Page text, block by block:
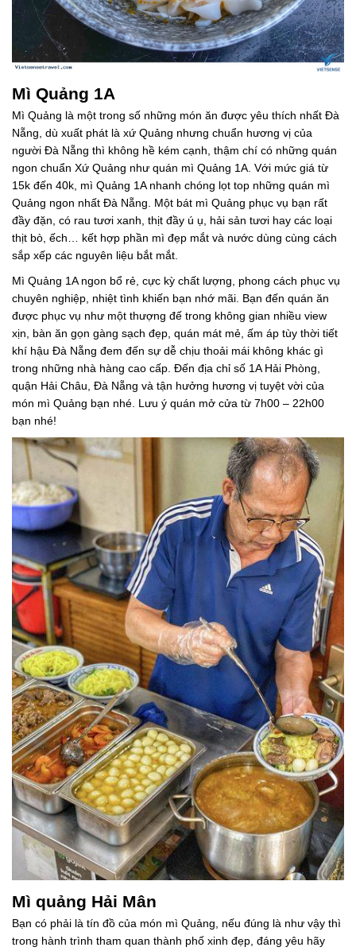
Mì Quảng 1A
Mì Quảng là một trong số những món ăn được yêu thích nhất Đà
Nẵng, dù xuất phát là xứ Quảng nhưng chuẩn hương vị của
người Đà Nẵng thì không hề kém cạnh, thậm chí có những quán
ngon chuẩn Xứ Quảng như quán mì Quảng 1A. Với mức giá từ
15k đến 40k, mì Quảng 1A nhanh chóng lọt top những quán mì
Quảng ngon nhất Đà Nẵng. Một bát mì Quảng phục vụ bạn rất
đầy đặn, có rau tươi xanh, thịt đầy ú ụ, hải sản tươi hay các loại
thịt bò, ếch… kết hợp phần mì đẹp mắt và nước dùng cùng cách
sắp xếp các nguyên liệu bắt mắt.
Mì Quảng 1A ngon bổ rẻ, cực kỳ chất lượng, phong cách phục vụ
chuyên nghiệp, nhiệt tình khiến bạn nhớ mãi. Bạn đến quán ăn
được phục vụ như một thượng đế trong không gian nhiều view
xịn, bàn ăn gọn gàng sạch đẹp, quán mát mẻ, ấm áp tùy thời tiết
khí hậu Đà Nẵng đem đến sự dễ chịu thoải mái không khác gì
trong những nhà hàng cao cấp. Đến địa chỉ số 1A Hải Phòng,
quận Hải Châu, Đà Nẵng và tận hưởng hương vị tuyệt vời của
món mì Quảng bạn nhé. Lưu ý quán mở cửa từ 7h00 – 22h00
bạn nhé!
Mì quảng Hải Mân
Bạn có phải là tín đồ của món mì Quảng, nếu đúng là như vậy thì
trong hành trình tham quan thành phố xinh đẹp, đáng yêu hãy